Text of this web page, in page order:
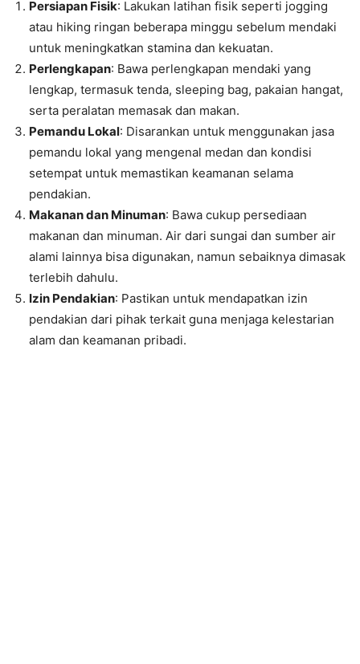
Persiapan Fisik: Lakukan latihan fisik seperti jogging
atau hiking ringan beberapa minggu sebelum mendaki
untuk meningkatkan stamina dan kekuatan.
Perlengkapan: Bawa perlengkapan mendaki yang
lengkap, termasuk tenda, sleeping bag, pakaian hangat,
serta peralatan memasak dan makan.
Pemandu Lokal: Disarankan untuk menggunakan jasa
pemandu lokal yang mengenal medan dan kondisi
setempat untuk memastikan keamanan selama
pendakian.
Makanan dan Minuman: Bawa cukup persediaan
makanan dan minuman. Air dari sungai dan sumber air
alami lainnya bisa digunakan, namun sebaiknya dimasak
terlebih dahulu.
Izin Pendakian: Pastikan untuk mendapatkan izin
pendakian dari pihak terkait guna menjaga kelestarian
alam dan keamanan pribadi.